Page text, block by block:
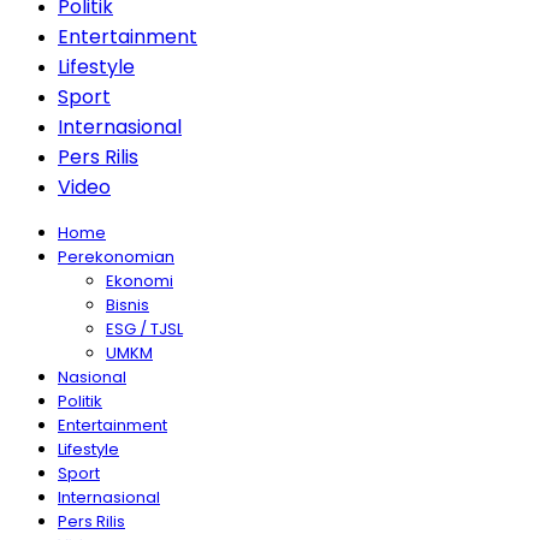
Politik
Entertainment
Lifestyle
Sport
Internasional
Pers Rilis
Video
Home
Perekonomian
Ekonomi
Bisnis
ESG / TJSL
UMKM
Nasional
Politik
Entertainment
Lifestyle
Sport
Internasional
Pers Rilis